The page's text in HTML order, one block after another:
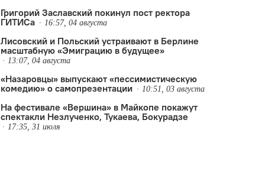
Александрова
Григорий Заславский покинул пост ректора
ГИТИСа
16:57, 04 августа
Лисовский и Польский устраивают в Берлине
масштабную «Эмиграцию в будущее»
13:07, 04 августа
«Назаровцы» выпускают «пессимистическую
комедию» о самопрезентации
10:51, 03 августа
На фестивале «Вершина» в Майкопе покажут
спектакли Незлученко, Тукаева, Бокурадзе
17:35, 31 июля